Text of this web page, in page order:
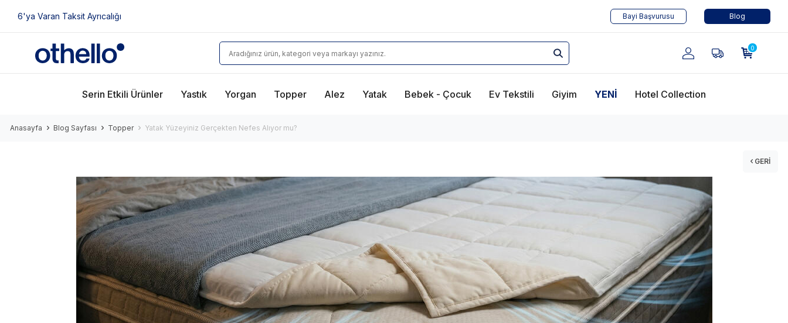
6'ya Varan Taksit Ayrıcalığı Bayi Başvurusu Blog
0
Serin Etkili Ürünler Yastık Yorgan Topper Alez Yatak Bebek - Çocuk Ev Tekstili Giyim YENİ Hotel Collection
Anasayfa Blog Sayfası Topper Yatak Yüzeyiniz Gerçekten Nefes Alıyor mu?
GERI